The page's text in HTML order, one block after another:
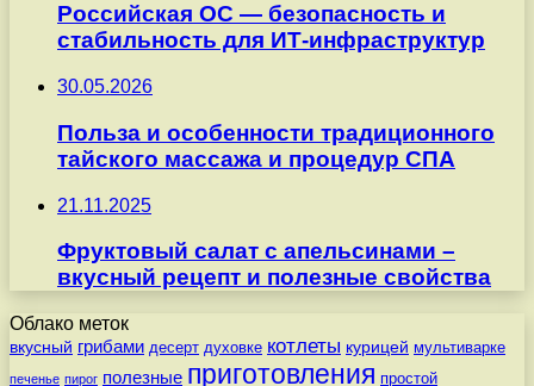
Российская ОС — безопасность и
стабильность для ИТ-инфраструктур
30.05.2026
Польза и особенности традиционного
тайского массажа и процедур СПА
21.11.2025
Фруктовый салат с апельсинами –
вкусный рецепт и полезные свойства
Облако меток
вкусный грибами десерт духовке котлеты курицей мультиварке
печенье пирог полезные приготовления простой